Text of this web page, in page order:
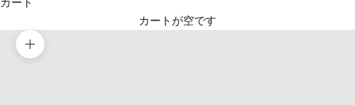
カートが空です
ズームイン